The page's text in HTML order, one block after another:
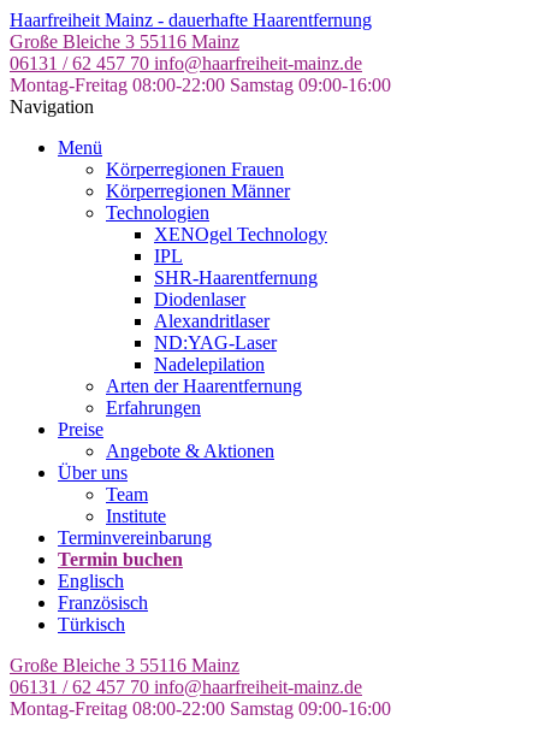
Skip
to
the
content
Haarfreiheit Mainz - dauerhafte Haarentfernung
Große Bleiche 3 55116 Mainz
06131 / 62 457 70 info@haarfreiheit-mainz.de
Montag-Freitag 08:00-22:00 Samstag 09:00-16:00
Navigation
Menü
Körperregionen Frauen
Körperregionen Männer
Technologien
XENOgel Technology
IPL
SHR-Haarentfernung
Diodenlaser
Alexandritlaser
ND:YAG-Laser
Nadelepilation
Arten der Haarentfernung
Erfahrungen
Preise
Angebote & Aktionen
Über uns
Team
Institute
Terminvereinbarung
Termin buchen
Englisch
Französisch
Türkisch
Große Bleiche 3 55116 Mainz
06131 / 62 457 70 info@haarfreiheit-mainz.de
Montag-Freitag 08:00-22:00 Samstag 09:00-16:00